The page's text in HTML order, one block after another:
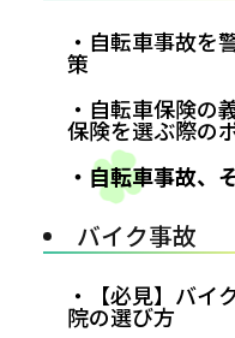
・自転車事故を
策
・自転車保険の
保険を選ぶ際の
・自転車事故、
バイク事故
・【必見】バイ
院の選び方